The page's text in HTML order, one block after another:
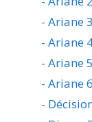
- Ariane 3
- Ariane
- Ariane 5
- Ariane 6
-